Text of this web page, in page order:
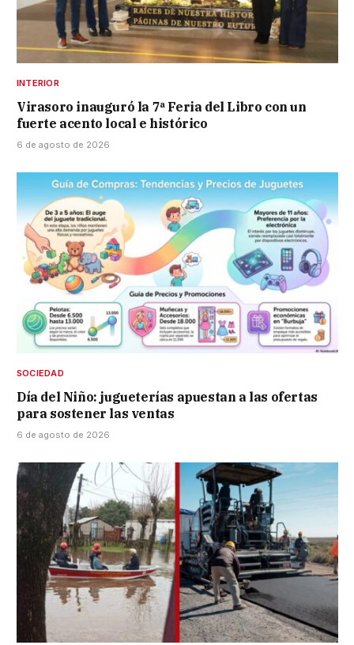
INTERIOR
Virasoro inauguró la 7ª Feria del Libro con un
fuerte acento local e histórico
6 de agosto de 2026
SOCIEDAD
Día del Niño: jugueterías apuestan a las ofertas
para sostener las ventas
6 de agosto de 2026